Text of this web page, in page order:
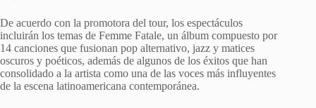
De acuerdo con la promotora del tour, los espectáculos
incluirán los temas de Femme Fatale, un álbum compuesto por
14 canciones que fusionan pop alternativo, jazz y matices
oscuros y poéticos, además de algunos de los éxitos que han
consolidado a la artista como una de las voces más influyentes
de la escena latinoamericana contemporánea.